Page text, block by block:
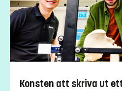
Konsten att skriva ut